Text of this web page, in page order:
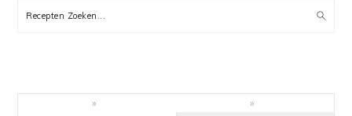
SIDEBAR
Recepten